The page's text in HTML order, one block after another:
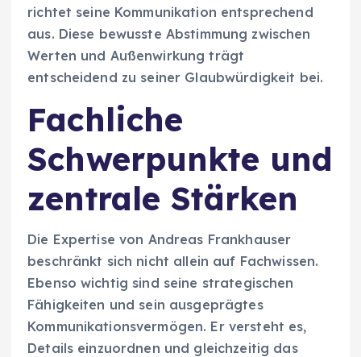
richtet seine Kommunikation entsprechend
aus. Diese bewusste Abstimmung zwischen
Werten und Außenwirkung trägt
entscheidend zu seiner Glaubwürdigkeit bei.
Fachliche
Schwerpunkte und
zentrale Stärken
Die Expertise von Andreas Frankhauser
beschränkt sich nicht allein auf Fachwissen.
Ebenso wichtig sind seine strategischen
Fähigkeiten und sein ausgeprägtes
Kommunikationsvermögen. Er versteht es,
Details einzuordnen und gleichzeitig das